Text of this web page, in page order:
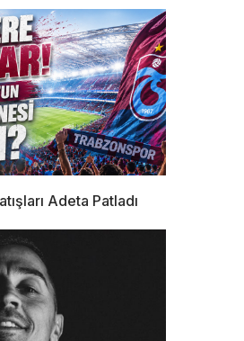
Adeta Patladı